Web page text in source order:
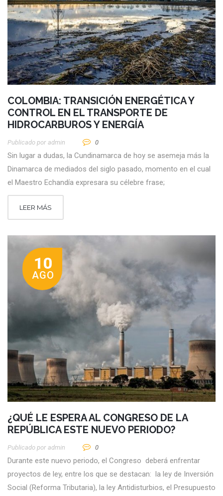
COLOMBIA: TRANSICIÓN ENERGÉTICA Y
CONTROL EN EL TRANSPORTE DE
HIDROCARBUROS Y ENERGÍA
Publicado por Admin 0
Sin lugar a dudas, la Cundinamarca de hoy se asemeja más la
Dinamarca de mediados del siglo pasado, momento en el cual
el Maestro Echandía expresara su célebre frase;
LEER MÁS
10
AGO
¿QUÉ LE ESPERA AL CONGRESO DE LA
REPÚBLICA ESTE NUEVO PERIODO?
Publicado por Admin 0
Durante este nuevo periodo, el Congreso deberá enfrentar
proyectos de ley, entre los que se destacan: la ley de Inversión
Social (Reforma Tributaria), la ley Antidisturbios, el Presupuesto